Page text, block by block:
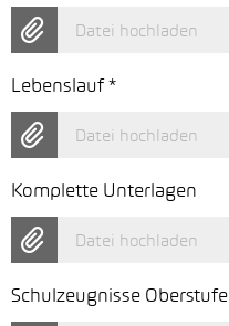
Datei hochladen
Lebenslauf *
Datei hochladen
Komplette Unterlagen
Datei hochladen
Schulzeugnisse Oberstufe